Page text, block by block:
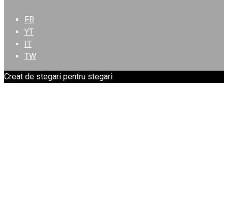
FB
YT
IT
TW
Creat de stegari pentru stegari